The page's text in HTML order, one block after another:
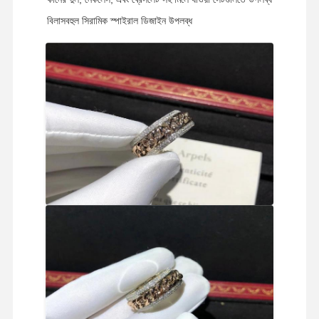
বাড়ি পণ্য ভিডিও
বিলাসবহুল সিরামিক স্পাইরাল ডিজাইন উপলব্ধ